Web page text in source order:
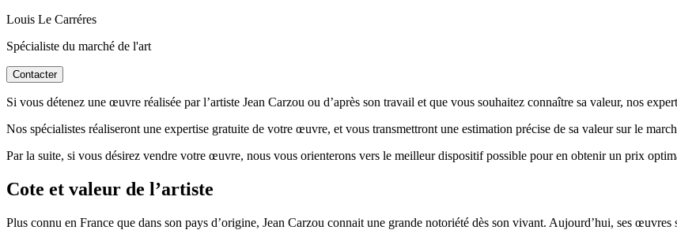
Louis Le Carréres
Spécialiste du marché de l'art
Contacter
Si vous détenez une œuvre réalisée par l’artiste Jean Carzou ou d’après son travail et que vous souhaitez connaître sa valeur, nos
Nos spécialistes réaliseront une expertise gratuite de votre œuvre, et vous transmettront une estimation précise de sa valeur sur le
Par la suite, si vous désirez vendre votre œuvre, nous vous orienterons vers le meilleur dispositif possible pour en obtenir un prix
Cote et valeur de l’artiste
Plus connu en France que dans son pays d’origine, Jean Carzou connait une grande notoriété dès son vivant. Aujourd’hui, ses